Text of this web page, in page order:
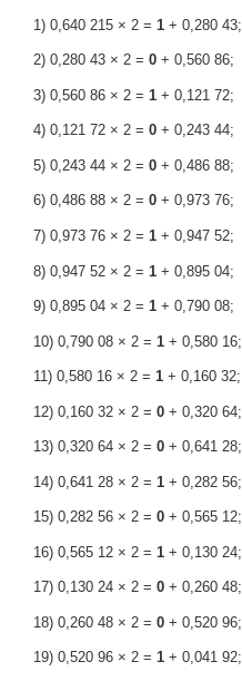
1) 0,640 215 × 2 = 1+ 0,280 43;
2) 0,280 43 × 2 = 0+ 0,560 86;
3) 0,560 86 × 2 = 1+ 0,121 72;
4) 0,121 72 × 2 = 0+ 0,243 44;
5) 0,243 44 × 2 = 0+ 0,486 88;
6) 0,486 88 × 2 = 0+ 0,973 76;
7) 0,973 76 × 2 = 1+ 0,947 52;
8) 0,947 52 × 2 = 1+ 0,895 04;
9) 0,895 04 × 2 = 1+ 0,790 08;
10) 0,790 08 × 2 = 1+ 0,580 16;
11) 0,580 16 × 2 = 1+ 0,160 32;
12) 0,160 32 × 2 = 0+ 0,320 64;
13) 0,320 64 × 2 = 0+ 0,641 28;
14) 0,641 28 × 2 = 1+ 0,282 56;
15) 0,282 56 × 2 = 0+ 0,565 12;
16) 0,565 12 × 2 = 1+ 0,130 24;
17) 0,130 24 × 2 = 0+ 0,260 48;
18) 0,260 48 × 2 = 0+ 0,520 96;
19) 0,520 96 × 2 = 1+ 0,041 92;